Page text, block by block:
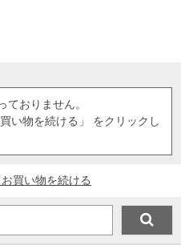
おりません。
い物を続ける」 をクリックし
買い物を続ける